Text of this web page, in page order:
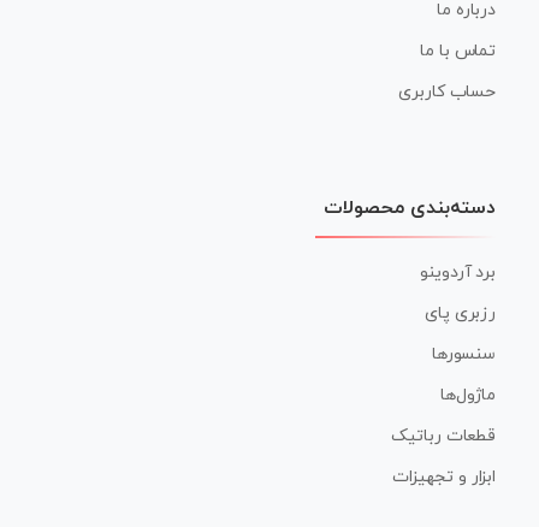
درباره ما
تماس با ما
حساب کاربری
دسته‌بندی محصولات
برد آردوینو
رزبری پای
سنسورها
ماژول‌ها
قطعات رباتیک
ابزار و تجهیزات